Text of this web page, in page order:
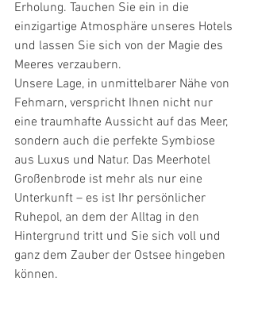
Erholung. Tauchen Sie ein in die
einzigartige Atmosphäre unseres Hotels
und lassen Sie sich von der Magie des
Meeres verzaubern.
Unsere Lage, in unmittelbarer Nähe von
Fehmarn, verspricht Ihnen nicht nur
eine traumhafte Aussicht auf das Meer,
sondern auch die perfekte Symbiose
aus Luxus und Natur. Das Meerhotel
Großenbrode ist mehr als nur eine
Unterkunft – es ist Ihr persönlicher
Ruhepol, an dem der Alltag in den
Hintergrund tritt und Sie sich voll und
ganz dem Zauber der Ostsee hingeben
können.